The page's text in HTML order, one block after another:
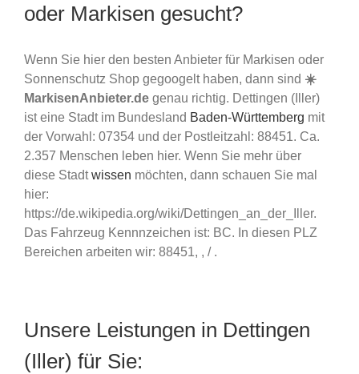
oder Markisen gesucht?
Wenn Sie hier den besten Anbieter für Markisen oder
Sonnenschutz Shop gegoogelt haben, dann sind ☀️
MarkisenAnbieter.de genau richtig. Dettingen (Iller)
ist eine Stadt im Bundesland Baden-Württemberg mit
der Vorwahl: 07354 und der Postleitzahl: 88451. Ca.
2.357 Menschen leben hier. Wenn Sie mehr über
diese Stadtwissen möchten, dann schauen Sie mal
hier:
https://de.wikipedia.org/wiki/Dettingen_an_der_Iller.
Das Fahrzeug Kennnzeichen ist: BC. In diesen PLZ
Bereichen arbeiten wir: 88451, , / .
Unsere Leistungen in Dettingen
(Iller) für Sie: